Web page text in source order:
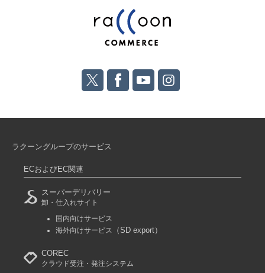
ラクーングループのサービス
ECおよびEC関連
スーパーデリバリー
卸・仕入れサイト
国内向けサービス
海外向けサービス
（SD export）
COREC
クラウド受注・発注システム